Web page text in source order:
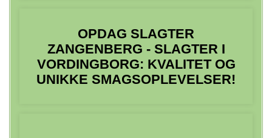
OPDAG SLAGTER
ZANGENBERG - SLAGTER I
VORDINGBORG: KVALITET OG
UNIKKE SMAGSOPLEVELSER!